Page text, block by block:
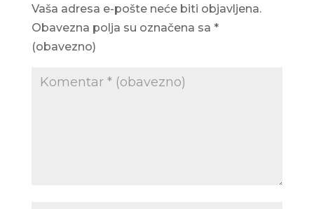
Vaša adresa e-pošte neće biti objavljena.
Obavezna polja su označena sa *
(obavezno)